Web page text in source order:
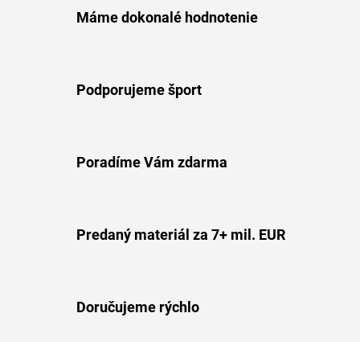
Máme dokonalé hodnotenie
Podporujeme šport
Poradíme Vám zdarma
Predaný materiál za 7+ mil. EUR
Doručujeme rýchlo